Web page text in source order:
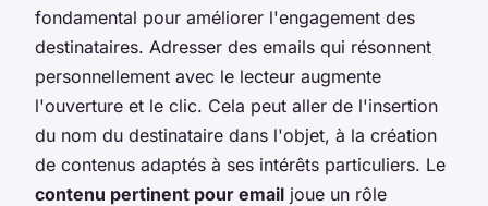
fondamental pour améliorer l'engagement des
destinataires. Adresser des emails qui résonnent
personnellement avec le lecteur augmente
l'ouverture et le clic. Cela peut aller de l'insertion
du nom du destinataire dans l'objet, à la création
de contenus adaptés à ses intérêts particuliers. Le
contenu pertinent pour email joue un rôle